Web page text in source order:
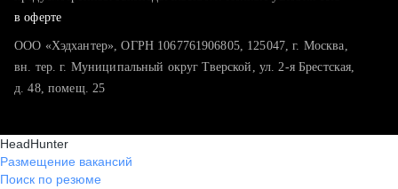
в оферте
ООО «Хэдхантер», ОГРН 1067761906805, 125047, г. Москва,
вн. тер. г. Муниципальный округ Тверской, ул. 2-я Брестская,
д. 48, помещ. 25
HeadHunter
Размещение вакансий
Поиск по резюме